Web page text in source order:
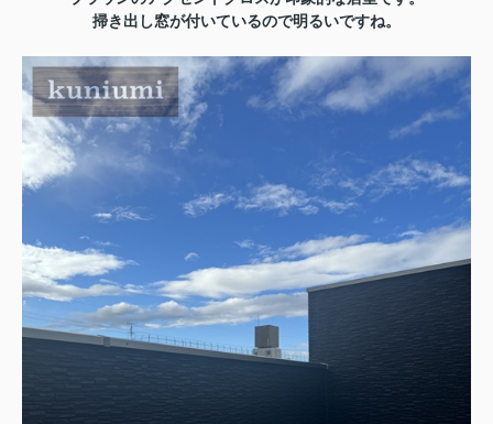
掃き出し窓が付いているので明るいですね。